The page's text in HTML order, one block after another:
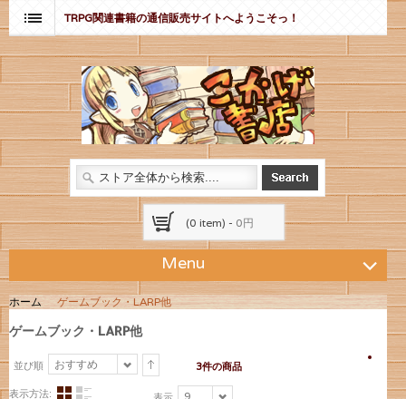
TRPG関連書籍の通信販売サイトへようこそっ！
(0 item) - 0円
Menu
ホーム ゲームブック・LARP他
ゲームブック・LARP他
並び順 おすすめ 3件の商品
表示方法: 9